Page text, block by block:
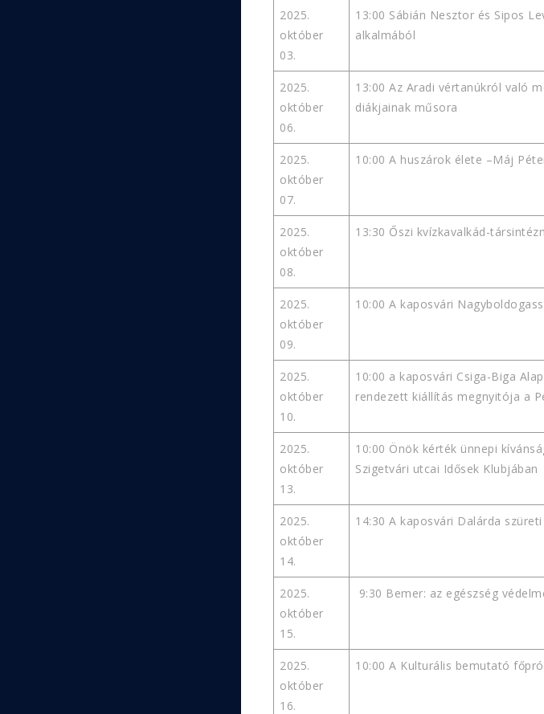
2025.
október
03.
13:00 Sábián Nesztor és Sipos
alkalmából
2025.
október
06.
13:00 Az Aradi vértanúkról való
diákjainak műsora
2025.
október
07.
10:00 A huszárok élete –Máj
2025.
október
08.
13:30 Őszi kvízkavalkád-
2025.
október
09.
10:00 A kaposvári
2025.
október
10.
10:00 a kaposvári Csiga-Biga
rendezett kiállítás megnyitója a
2025.
október
13.
10:00 Önök kérték ünnepi
Szigetvári utcai Idősek Klubjában
2025.
október
14.
14:30 A kaposvári Dalárda
2025.
október
15.
9:30 Bemer: az egészség
2025.
október
16.
10:00 A Kulturális bemutató